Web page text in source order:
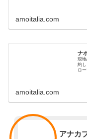
amoitalia.com
ナ
現
約
ロ
amoitalia.com
アナカ